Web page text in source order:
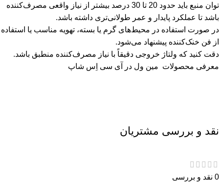
توان منبع باید حدود 20 تا 30 درصد بیشتر از نیاز واقعی مصرف‌کننده
باشد تا عملکرد پایدار و عمر طولانی‌تری داشته باشد.
در صورت استفاده در محیط‌های گرم یا بسته، تهویه مناسب یا استفاده
از فن خنک‌کننده پیشنهاد می‌شود.
دقت کنید که ولتاژ خروجی دقیقاً با نیاز مصرف‌کننده منطبق باشد.
معرفی محصولات مین ول در آی سی اِس شاپ
نقد و بررسی مشتریان
0 نقد و بررسی